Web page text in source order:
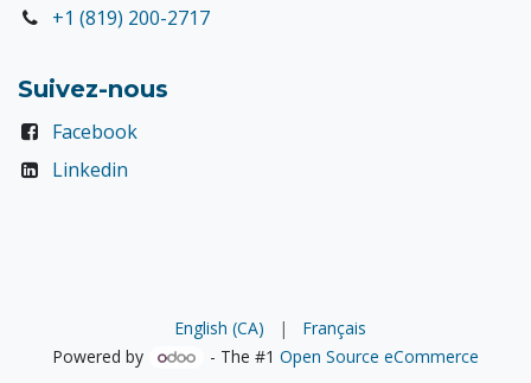
+1 (819) 200-2717
Suivez-nous
Facebook
Linkedin
English (CA) |
Français
Powered by
- The #1Open Source eCommerce